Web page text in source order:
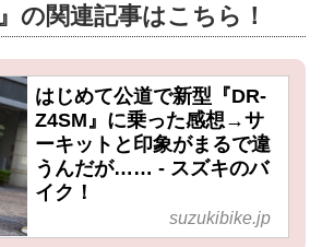
の関連記事はこちら！
はじめて公道で新型『DR-
Z4SM』に乗った感想→サ
ーキットと印象がまるで違
うんだが…… - スズキのバ
イク！
suzukibike.jp